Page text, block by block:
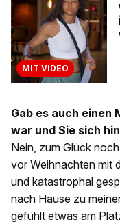
MIT VIDEO
Gab es auch einen
war und Sie sich
Nein, zum Glück
vor Weihnachten mit
und katastrophal
nach Hause zu
gefühlt etwas am